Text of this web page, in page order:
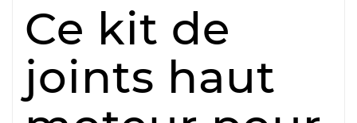
Ce kit de
joints haut